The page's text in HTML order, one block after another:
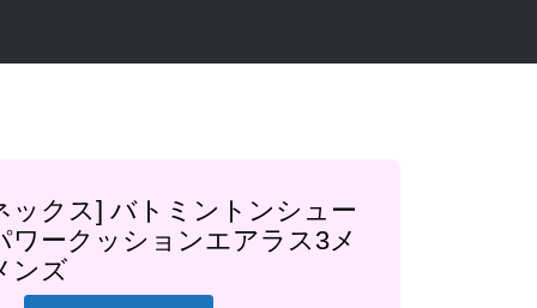
ックス] バトミントンシュー
ワークッションエアラス3メ
ンズ